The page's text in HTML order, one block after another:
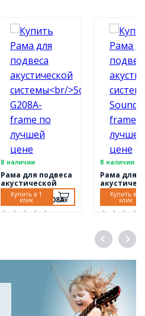
В наличии
Рама для подвеса
акустической
системы
Soundking G208A-
frame
Купить в 1
клик
В наличии
Рама для
системы
G210A/
Soundking
Купить в 1
клик